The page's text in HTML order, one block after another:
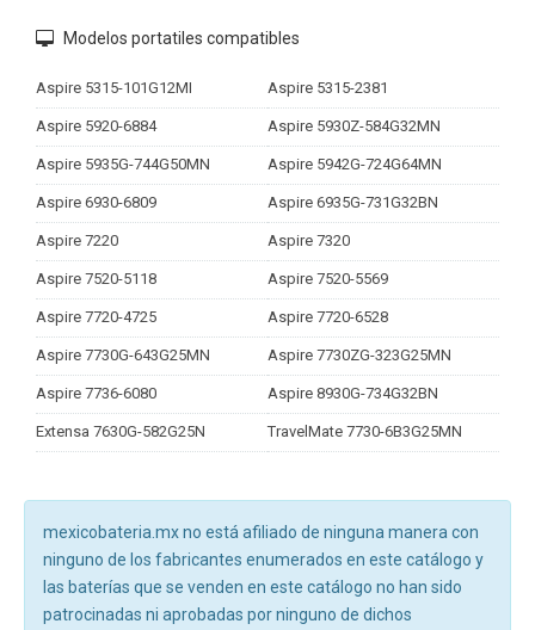
Modelos portatiles compatibles
Aspire 5315-101G12MI Aspire 5315-2381
Aspire 5920-6884 Aspire 5930Z-584G32MN
Aspire 5935G-744G50MN Aspire 5942G-724G64MN
Aspire 6930-6809 Aspire 6935G-731G32BN
Aspire 7220 Aspire 7320
Aspire 7520-5118 Aspire 7520-5569
Aspire 7720-4725 Aspire 7720-6528
Aspire 7730G-643G25MN Aspire 7730ZG-323G25MN
Aspire 7736-6080 Aspire 8930G-734G32BN
Extensa 7630G-582G25N TravelMate 7730-6B3G25MN
mexicobateria.mx no está afiliado de ninguna manera con
ninguno de los fabricantes enumerados en este catálogo y
las baterías que se venden en este catálogo no han sido
patrocinadas ni aprobadas por ninguno de dichos